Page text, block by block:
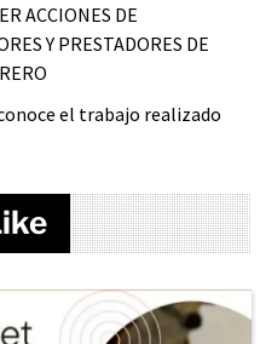
ACCIONES DE
Y PRESTADORES DE
el trabajo realizado